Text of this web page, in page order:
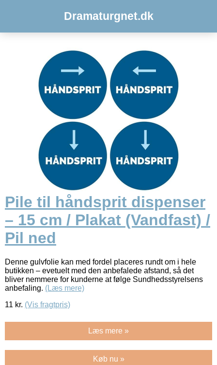
Dramaturgnet.dk
Pile til håndsprit dispenser
– 15 cm / Plakat (Vandfast) /
Pil ned
Denne gulvfolie kan med fordel placeres rundt om i hele
butikken – evetuelt med den anbefalede afstand, så det
bliver nemmere for kunderne at følge Sundhedsstyrelsens
anbefaling. (Læs mere)
11 kr. (Vis fragtpris)
Læs mere »
Køb nu »